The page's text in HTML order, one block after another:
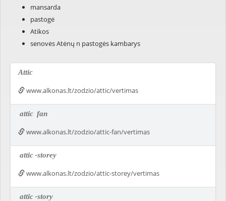
mansarda
pastogė
Atikos
senovės Atėnų n pastogės kambarys
Attic
www.alkonas.lt/zodzio/attic/vertimas
attic fan
www.alkonas.lt/zodzio/attic-fan/vertimas
attic-storey
www.alkonas.lt/zodzio/attic-storey/vertimas
attic-story